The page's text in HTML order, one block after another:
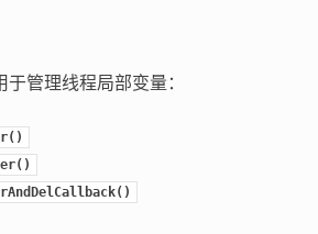
于管理线程局部变量：